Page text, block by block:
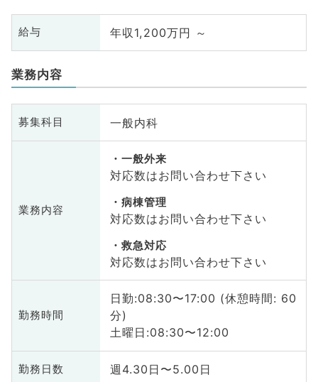
給与 年収1,200万円 ～
業務内容
募集科目 一般内科
業務内容
一般外来
対応数はお問い合わせ下さい
病棟管理
対応数はお問い合わせ下さい
救急対応
対応数はお問い合わせ下さい
勤務時間
日勤:08:30〜17:00 (休憩時間: 60
分)
土曜日:08:30〜12:00
勤務日数 週4.30日〜5.00日